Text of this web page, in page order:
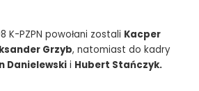
K-PZPN powołani zostali Kacper
Grzyb, natomiast do kadry
Danielewski i Hubert Stańczyk.